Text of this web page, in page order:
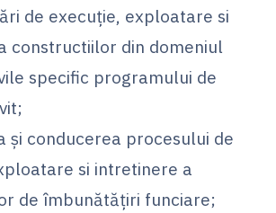
de execuţie, exploatare si
constructiilor din domeniul
specific programului de
şi conducerea procesului de
si intretinere a
de îmbunătăţiri funciare;